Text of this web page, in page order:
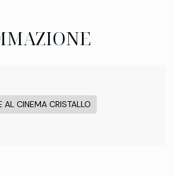
AL CINEMA CRISTALLO